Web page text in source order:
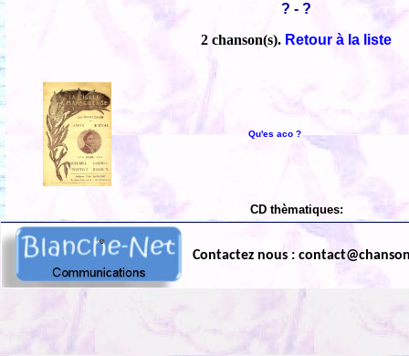
? - ?
2 chanson(s). Retour à la liste
Qu'es aco ?
CD thèmatiques:
Contactez nous :